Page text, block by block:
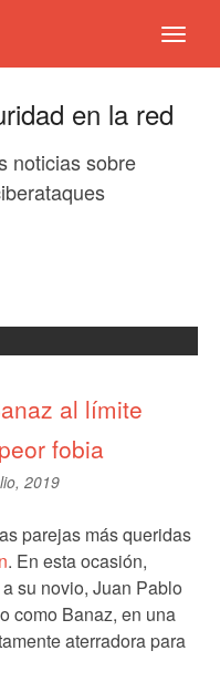
en la red
noticias sobre
al límite
fobia
2019
parejas más queridas
. En esta ocasión,
su novio, Juan Pablo
como Banaz, en una
aterradora para